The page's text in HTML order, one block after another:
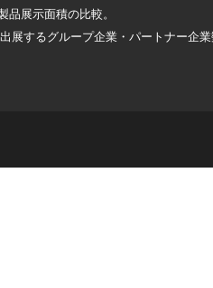
展示面積の比較。
するグループ企業・パートナー企業